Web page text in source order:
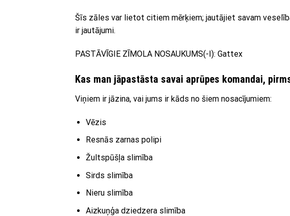
Šīs zāles var lietot citiem mērķiem; jautājiet savam
ir jautājumi.
PASTĀVĪGIE ZĪMOLA NOSAUKUMS(-I): Gattex
Kas man jāpastāsta savai aprūpes komandai,
Viņiem ir jāzina, vai jums ir kāds no šiem nosacījumiem:
Vēzis
Resnās zarnas polipi
Žultspūšļa slimība
Sirds slimība
Nieru slimība
Aizkuņģa dziedzera slimība